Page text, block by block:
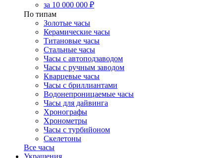
за 10 000 000 ₽
По типам
Золотые часы
Керамические часы
Титановые часы
Стальные часы
Часы с автоподзаводом
Часы с ручным заводом
Кварцевые часы
Часы с бриллиантами
Водонепроницаемые часы
Часы для дайвинга
Хронографы
Хронометры
Часы с турбийоном
Скелетоны
Все часы